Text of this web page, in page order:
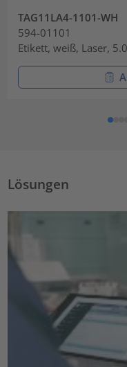
TAG11LA4-1101-WH
594-01101
Etikett, weiß, Laser,
Lösungen